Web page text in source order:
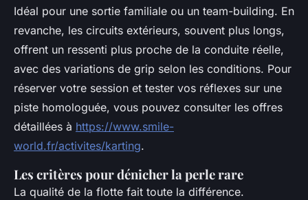
Idéal pour une sortie familiale ou un team-building. En
revanche, les circuits extérieurs, souvent plus longs,
offrent un ressenti plus proche de la conduite réelle,
avec des variations de grip selon les conditions. Pour
réserver votre session et tester vos réflexes sur une
piste homologuée, vous pouvez consulter les offres
détaillées à https://www.smile-
world.fr/activites/karting.
Les critères pour dénicher la perle rare
La qualité de la flotte fait toute la différence.